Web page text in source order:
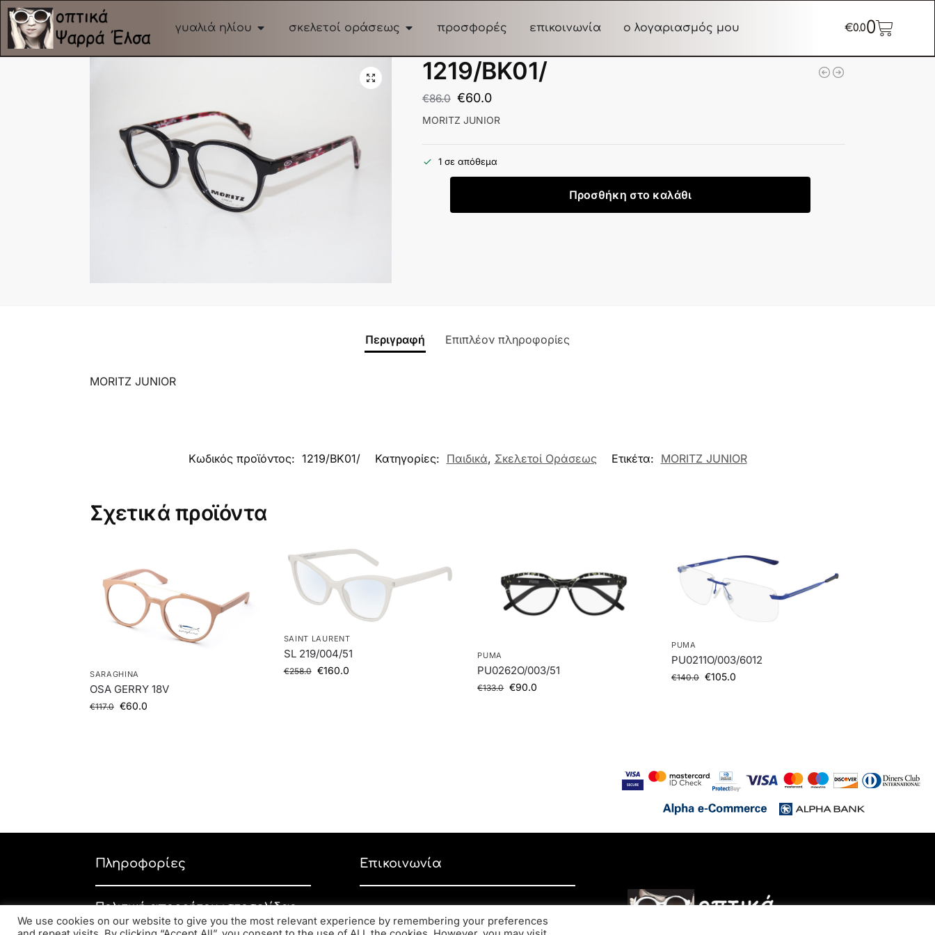
γυαλιά ηλίου σκελετοί οράσεως προσφορές επικοινωνία ο λογαριασμός μου €0.00
1219/BK01/
€86.0 €60.0
MORITZ JUNIOR
1 σε απόθεμα
Προσθήκη στο καλάθι
Περιγραφή Επιπλέον πληροφορίες
MORITZ JUNIOR
Κωδικός προϊόντος: 1219/BK01/ Κατηγορίες: Παιδικά, Σκελετοί Οράσεως Ετικέτα: MORITZ JUNIOR
Σχετικά προϊόντα
SARAGHINA
OSA GERRY 18V
€117.0 €60.0
SAINT LAURENT
SL 219/004/51
€258.0 €160.0
PUMA
PU0262O/003/51
€133.0 €90.0
PUMA
PU0211O/003/6012
€140.0 €105.0
Πληροφορίες
Πολιτική απορρήτου ιστοσελίδας
Εταιρική πολιτική απορρήτου
Επικοινωνία
Ανδρέα Παπανδρέου 59, ΤΚ 56334,
Κορδελιό
We use cookies on our website to give you the most relevant experience by remembering your preferences